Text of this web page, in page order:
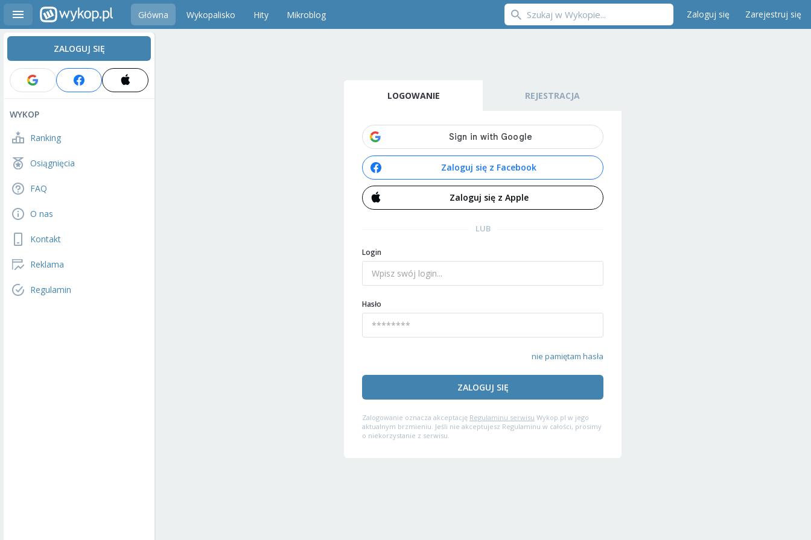
Główna Wykopalisko Hity Mikroblog Zaloguj się Zarejestruj się
ZALOGUJ SIĘ
WYKOP
Ranking
Osiągnięcia
FAQ
O nas
Kontakt
Reklama
Regulamin
LOGOWANIE REJESTRACJA
Zaloguj się z Facebook
Zaloguj się z Apple
LUB
Login
Hasło
nie pamiętam hasła
ZALOGUJ SIĘ
Zalogowanie oznacza akceptację Regulaminu serwisu Wykop.pl w jego
aktualnym brzmieniu. Jeśli nie akceptujesz Regulaminu w całości, prosimy
o niekorzystanie z serwisu.